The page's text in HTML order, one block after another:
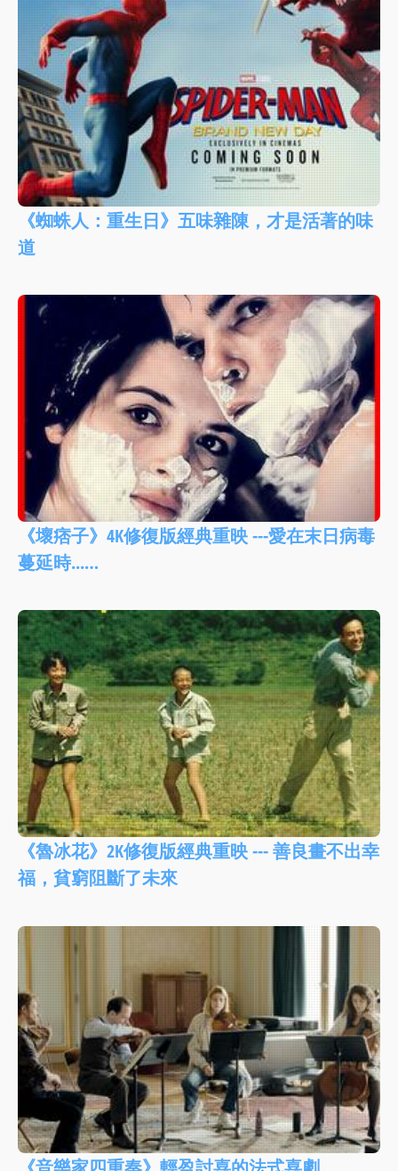
《蜘蛛人：重生日》五味雜陳，才是活著的味
道
《壞痞子》4K修復版經典重映 ---愛在末日病毒
蔓延時...…
《魯冰花》2K修復版經典重映 --- 善良畫不出幸
福，貧窮阻斷了未來
《音樂家四重奏》輕盈討喜的法式喜劇